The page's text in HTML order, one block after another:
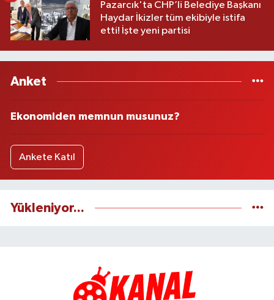
Pazarcık'ta CHP’li Belediye Başkanı
Haydar İkizler tüm ekibiyle istifa
etti! İşte yeni partisi
Anket
Ekonomiden memnun musunuz?
Ankete Katıl
Yükleniyor...